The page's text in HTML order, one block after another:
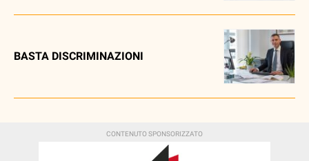
BASTA DISCRIMINAZIONI